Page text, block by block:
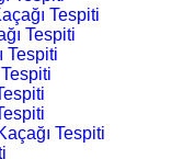
Tespiti
Tespiti
Tespiti
Tespiti